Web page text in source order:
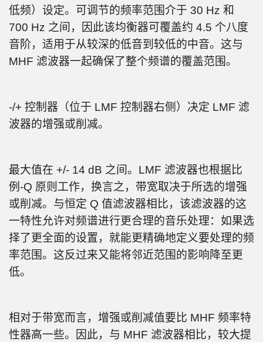
低频）设定。可调节的频率范围介于 30 Hz 和
700 Hz 之间，因此该均衡器可覆盖约 4.5 个八度
音阶，适用于从较深的低音到较低的中音。这与
MHF 滤波器一起确保了整个频谱的覆盖范围。
-/+ 控制器（位于 LMF 控制器右侧）决定 LMF 滤
波器的增强或削减。
最大值在 +/- 14 dB 之间。LMF 滤波器也根据比
例-Q 原则工作，换言之，带宽取决于所选的增强
或削减。与恒定 Q 值滤波器相比，该滤波器的这
一特性允许对频谱进行更合理的音乐处理：如果选
择了更全面的设置，就能更精确地定义要处理的频
率范围。这反过来又能将邻近范围的影响降至更
低。
相对于带宽而言，增强或削减值要比 MHF 频率特
性器高一些。因此，与 MHF 滤波器相比，较大提